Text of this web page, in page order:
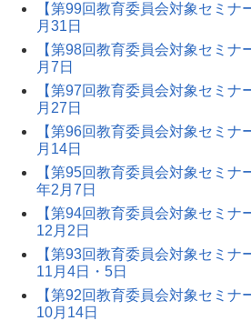
【第99回教育委員会対象セミナ
月31日
【第98回教育委員会対象セミナ
月7日
【第97回教育委員会対象セミナ
月27日
【第96回教育委員会対象セミナ
月14日
【第95回教育委員会対象セミナ
年2月7日
【第94回教育委員会対象セミナ
12月2日
【第93回教育委員会対象セミナ
11月4日・5日
【第92回教育委員会対象セミナ
10月14日